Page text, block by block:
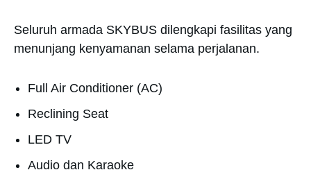
Seluruh armada SKYBUS dilengkapi fasilitas yang
menunjang kenyamanan selama perjalanan.
Full Air Conditioner (AC)
Reclining Seat
LED TV
Audio dan Karaoke